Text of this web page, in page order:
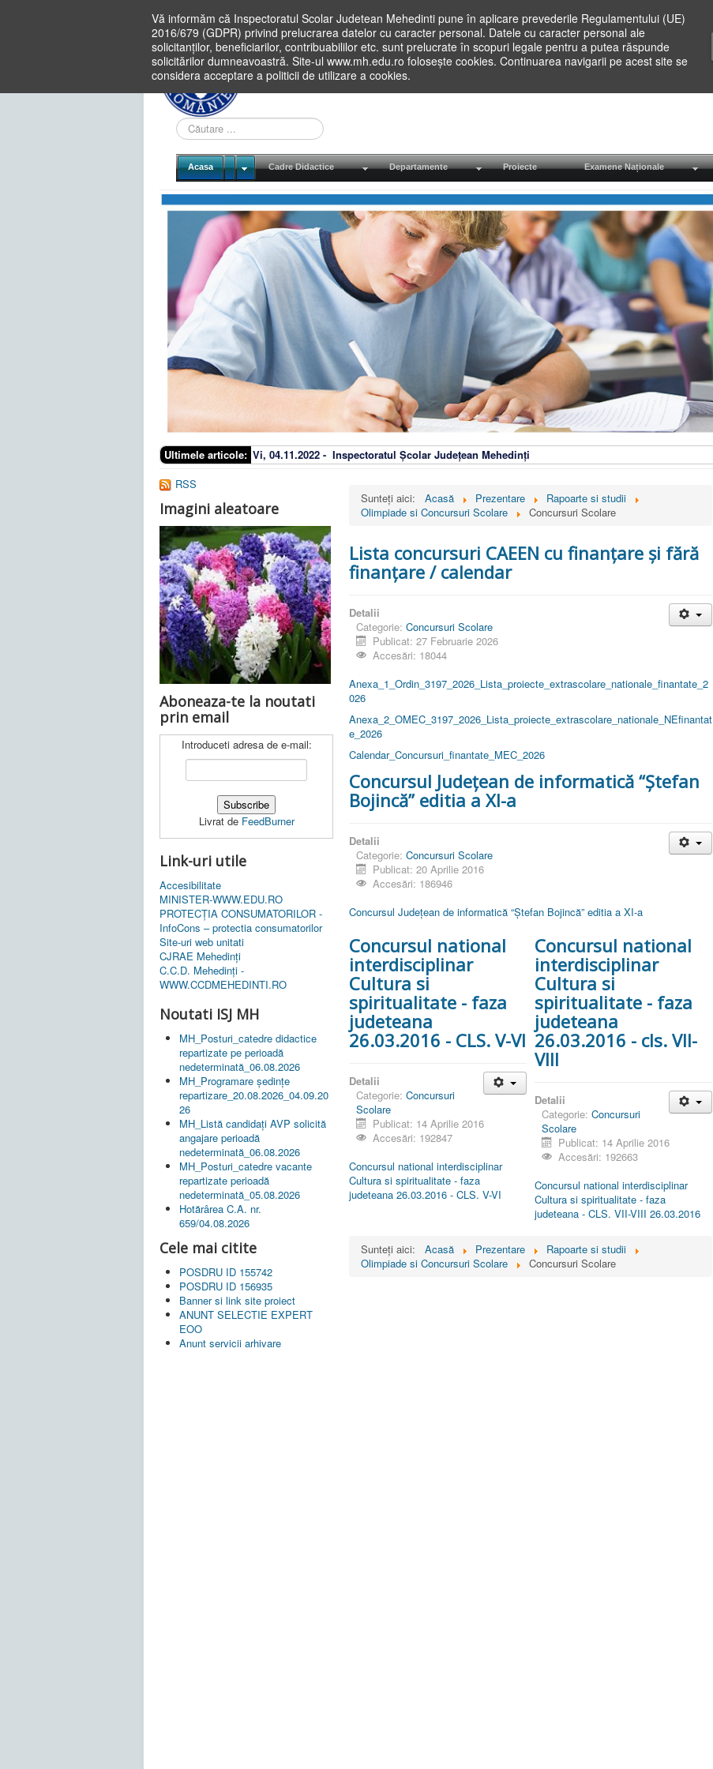
Vă informăm că Inspectoratul Scolar Judetean Mehedinti pune în aplicare prevederile Regulamentului (UE)
2016/679 (GDPR) privind prelucrarea datelor cu caracter personal. Datele cu caracter personal ale
solicitanților, beneficiarilor, contribuabililor etc. sunt prelucrate în scopuri legale pentru a putea răspunde
solicitărilor dumneavoastră. Site-ul www.mh.edu.ro folosește cookies. Continuarea navigarii pe acest site se
considera acceptare a politicii de utilizare a cookies.
Cauta
in
site
Acasa Cadre Didactice Departamente Proiecte Examene Naționale
Ultimele articole: Vi, 04.11.2022 - Inspectoratul Școlar Județean Mehedinți
RSS
Imagini aleatoare
Aboneaza-te la noutati
prin email
Introduceti adresa de e-mail:
Livrat de FeedBurner
Link-uri utile
Accesibilitate
MINISTER-WWW.EDU.RO
PROTECȚIA CONSUMATORILOR -
InfoCons – protectia consumatorilor
Site-uri web unitati
CJRAE Mehedinți
C.C.D. Mehedinţi -
WWW.CCDMEHEDINTI.RO
Noutati ISJ MH
MH_Posturi_catedre didactice
repartizate pe perioadă
nedeterminată_06.08.2026
MH_Programare ședințe
repartizare_20.08.2026_04.09.20
26
MH_Listă candidați AVP solicită
angajare perioadă
nedeterminată_06.08.2026
MH_Posturi_catedre vacante
repartizate perioadă
nedeterminată_05.08.2026
Hotărârea C.A. nr.
659/04.08.2026
Cele mai citite
POSDRU ID 155742
POSDRU ID 156935
Banner si link site proiect
ANUNT SELECTIE EXPERT
EOO
Anunt servicii arhivare
Sunteți aici: Acasă Prezentare
Rapoarte si studii
Olimpiade si Concursuri Scolare
Concursuri Scolare
Lista concursuri CAEEN cu finanțare și fără
finanțare / calendar
Detalii
Categorie: Concursuri Scolare
Publicat: 27 Februarie 2026
Accesări: 18044
Anexa_1_Ordin_3197_2026_Lista_proiecte_extrascolare_nationale_finantate_2
026
Anexa_2_OMEC_3197_2026_Lista_proiecte_extrascolare_nationale_NEfinantat
e_2026
Calendar_Concursuri_finantate_MEC_2026
Concursul Județean de informatică “Ștefan
Bojincă” editia a XI-a
Detalii
Categorie: Concursuri Scolare
Publicat: 20 Aprilie 2016
Accesări: 186946
Concursul Județean de informatică “Ștefan Bojincă” editia a XI-a
Concursul national
interdisciplinar
Cultura si
spiritualitate - faza
judeteana
26.03.2016 - CLS. V-VI
Detalii
Categorie: Concursuri
Scolare
Publicat: 14 Aprilie 2016
Accesări: 192847
Concursul national interdisciplinar
Cultura si spiritualitate - faza
judeteana 26.03.2016 - CLS. V-VI
Concursul national
interdisciplinar
Cultura si
spiritualitate - faza
judeteana
26.03.2016 - cls. VII-
VIII
Detalii
Categorie: Concursuri
Scolare
Publicat: 14 Aprilie 2016
Accesări: 192663
Concursul national interdisciplinar
Cultura si spiritualitate - faza
judeteana - CLS. VII-VIII 26.03.2016
Sunteți aici: Acasă Prezentare
Rapoarte si studii
Olimpiade si Concursuri Scolare
Concursuri Scolare